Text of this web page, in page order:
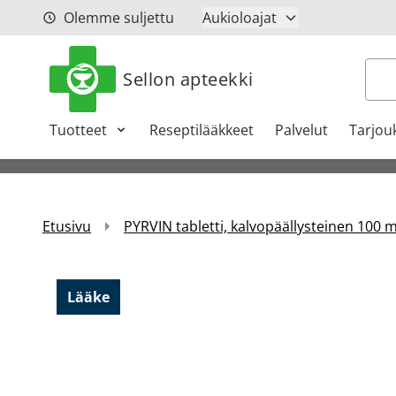
Siirry sisältöönOlemme suljettu Aukioloajat
Sellon apteekki Haku
Tuotteet Reseptilääkkeet Palvelut
Etusivu PYRVIN tabletti, kalvopäällysteinen 100
Lääke